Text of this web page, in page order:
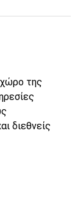
της
διεθνείς